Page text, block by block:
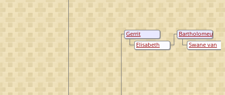
Bartholomeus
Verbrugh
Swane van
Serisvoort
Gerrit
Stevensz
Verbrugh
Elisabeth
Hendricks